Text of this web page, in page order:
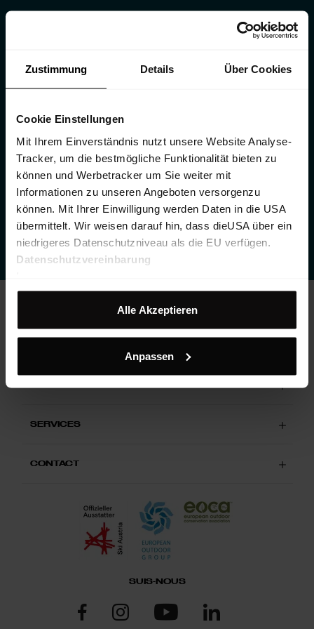
Zustimmung Details Über Cookies
Cookie Einstellungen
Mit Ihrem Einverständnis nutzt unsere Website Analyse-
Tracker, um die bestmögliche Funktionalität bieten zu
können und Werbetracker um Sie weiter mit
Informationen zu unseren Angeboten versorgenzu
können. Mit Ihrer Einwilligung werden Daten in die USA
übermittelt. Wir weisen darauf hin, dass dieUSA über ein
niedrigeres Datenschutzniveau als die EU verfügen.
Datenschutzvereinbarung
Alle Akzeptieren
Anpassen
DES APERÇUS
EXCLUSIFS POUR LES
AMOUREUX DE LA
réduction de 10% sur ton prochain achat.
S'inscrire à la newsletter
PAYS ET LANGUE
Autriche | FR
SERVICES
CONTACT
SUIS-NOUS